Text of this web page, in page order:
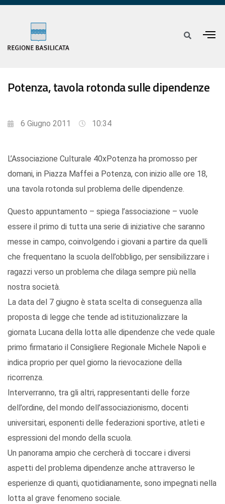
Potenza, tavola rotonda sulle dipendenze
6 Giugno 2011 10:34
L’Associazione Culturale 40xPotenza ha promosso per
domani, in Piazza Maffei a Potenza, con inizio alle ore 18,
una tavola rotonda sul problema delle dipendenze.
Questo appuntamento – spiega l’associazione – vuole
essere il primo di tutta una serie di iniziative che saranno
messe in campo, coinvolgendo i giovani a partire da quelli
che frequentano la scuola dell’obbligo, per sensibilizzare i
ragazzi verso un problema che dilaga sempre più nella
nostra società.
La data del 7 giugno è stata scelta di conseguenza alla
proposta di legge che tende ad istituzionalizzare la
giornata Lucana della lotta alle dipendenze che vede quale
primo firmatario il Consigliere Regionale Michele Napoli e
indica proprio per quel giorno la rievocazione della
ricorrenza.
Interverranno, tra gli altri, rappresentanti delle forze
dell’ordine, del mondo dell’associazionismo, docenti
universitari, esponenti delle federazioni sportive, atleti e
espressioni del mondo della scuola.
Un panorama ampio che cercherà di toccare i diversi
aspetti del problema dipendenze anche attraverso le
esperienze di quanti, quotidianamente, sono impegnati nella
lotta al grave fenomeno sociale.